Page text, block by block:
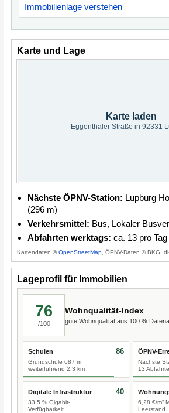
Immobilienlage verstehen
Karte und Lage
Karte laden
Eggenthaler Straße in 92331
Nächste ÖPNV-Station: Lupburg
(296 m)
Verkehrsmittel: Bus, Lokaler
Abfahrten werktags: ca. 13 pro Tag
Kartendaten ©OpenStreetMap , ÖPNV-Daten © BKG,
Lageprofil für Immobilien
76
/100
Wohnqualität-Index
gute Wohnqualität aus 100 %
Schulen
Grundschule 687 m,
weiterführend 2,3 km
86 ÖPNV-
Nächste
13
Digitale Infrastruktur
33,5 % Gigabit-
Verfügbarkeit
40
6,28 €/m²
Leerstand